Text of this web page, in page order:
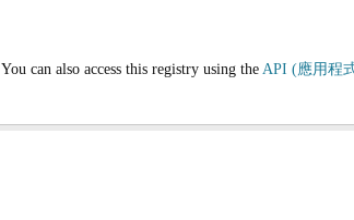
You can also access this registry using the API (應用程